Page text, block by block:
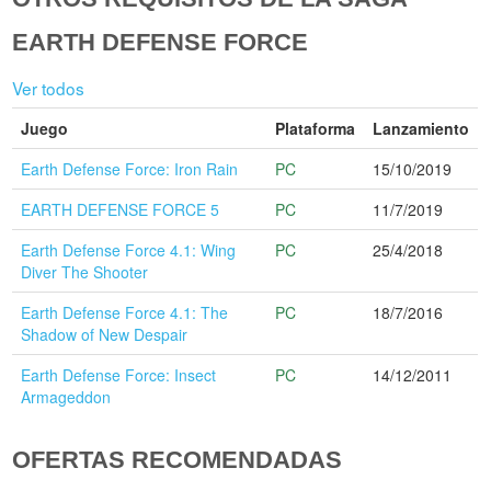
EARTH DEFENSE FORCE
Ver todos
Juego Plataforma
Lanzamiento
Earth Defense Force: Iron Rain
PC
15/10/2019
EARTH DEFENSE FORCE 5
PC
11/7/2019
Earth Defense Force 4.1: Wing
Diver The Shooter
PC 25/4/2018
Earth Defense Force 4.1: The
Shadow of New Despair
PC 18/7/2016
Earth Defense Force: Insect
Armageddon
PC 14/12/2011
OFERTAS RECOMENDADAS